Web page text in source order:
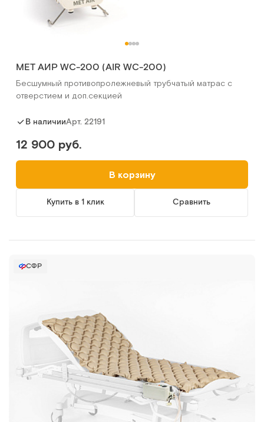
MET АИР WC-200 (AIR WC-200)
Бесшумный противопролежневый трубчатый матрас с
отверстием и доп.секцией
В наличииАрт. 22191
12 900 руб.
В корзину
Купить в 1 клик Сравнить
СФР